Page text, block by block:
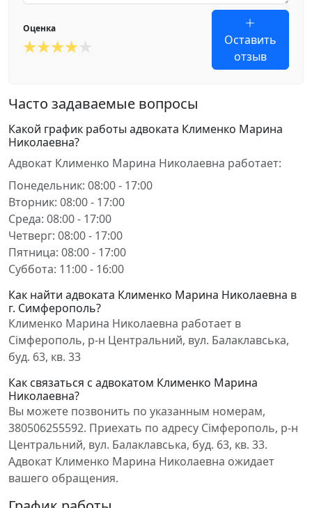
Оценка
Оставить
отзыв
Часто задаваемые вопросы
Какой график работы адвоката Клименко Марина
Николаевна?
Адвокат Клименко Марина Николаевна работает:
Понедельник: 08:00 - 17:00
Вторник: 08:00 - 17:00
Среда: 08:00 - 17:00
Четверг: 08:00 - 17:00
Пятница: 08:00 - 17:00
Суббота: 11:00 - 16:00
Как найти адвоката Клименко Марина Николаевна в
г. Симферополь?
Клименко Марина Николаевна работает в
Сімферополь, р-н Центральний, вул. Балаклавська,
буд. 63, кв. 33
Как связаться с адвокатом Клименко Марина
Николаевна?
Вы можете позвонить по указанным номерам,
380506255592. Приехать по адресу Сімферополь, р-н
Центральний, вул. Балаклавська, буд. 63, кв. 33.
Адвокат Клименко Марина Николаевна ожидает
вашего обращения.